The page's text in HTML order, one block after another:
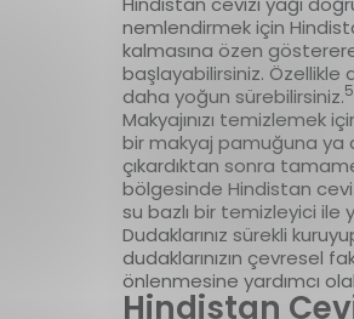
nemlendirmek için
kalmasına özen
başlayabilirsiniz. Özellikle
daha yoğun sürebilirsiniz.5
Makyajınızı temizlemek
bir makyaj pamuğuna ya
çıkardıktan sonra
bölgesinde Hindistan
su bazlı bir temizleyici ile
Dudaklarınız sürekli
dudaklarınızın çevresel
önlenmesine yardımcı
Hindistan